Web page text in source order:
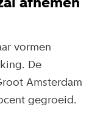
afnemen
vormen
De
Amsterdam
gegroeid.